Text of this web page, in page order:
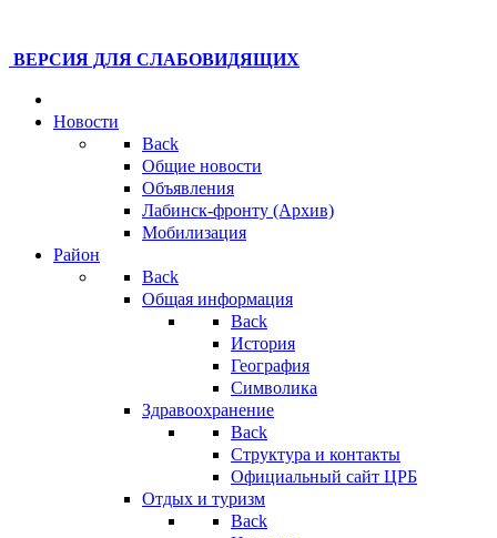
ВЕРСИЯ ДЛЯ СЛАБОВИДЯЩИХ
Новости
Back
Общие новости
Объявления
Лабинск-фронту (Архив)
Мобилизация
Район
Back
Общая информация
Back
История
География
Символика
Здравоохранение
Back
Структура и контакты
Официальный сайт ЦРБ
Отдых и туризм
Back